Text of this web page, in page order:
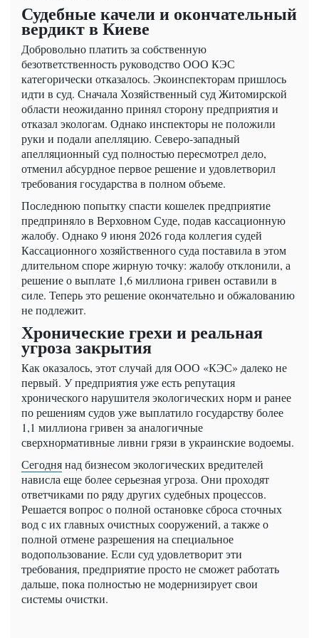
Судебные качели и окончательный
вердикт в Киеве
Добровольно платить за собственную
безответственность руководство ООО КЭС
категорически отказалось. Экоинспекторам пришлось
идти в суд. Сначала Хозяйственный суд Житомирской
области неожиданно принял сторону предприятия и
отказал экологам. Однако инспекторы не положили
руки и подали апелляцию. Северо-западный
апелляционный суд полностью пересмотрел дело,
отменил абсурдное первое решение и удовлетворил
требования государства в полном объеме.
Последнюю попытку спасти кошелек предприятие
предприняло в Верховном Суде, подав кассационную
жалобу. Однако 9 июня 2026 года коллегия судей
Кассационного хозяйственного суда поставила в этом
длительном споре жирную точку: жалобу отклонили, а
решение о выплате 1,6 миллиона гривен оставили в
силе. Теперь это решение окончательно и обжалованию
не подлежит.
Хронические грехи и реальная
угроза закрытия
Как оказалось, этот случай для ООО «КЭС» далеко не
первый. У предприятия уже есть репутация
хронического нарушителя экологических норм и ранее
по решениям судов уже выплатило государству более
1,1 миллиона гривен за аналогичные
сверхнормативные ливни грязи в украинские водоемы.
Сегоднянад бизнесом экологических вредителей
нависла еще более серьезная угроза. Они проходят
ответчиками по ряду других судебных процессов.
Решается вопрос о полной остановке сброса сточных
вод с их главных очистных сооружений, а также о
полной отмене разрешения на специальное
водопользование. Если суд удовлетворит эти
требования, предприятие просто не сможет работать
дальше, пока полностью не модернизирует свои
системы очистки.